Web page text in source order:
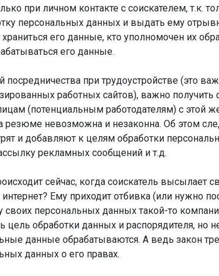
при личном контакте с соискателем, т.к.
персональных данных и выдать ему
храниться его данные, кто уполномочен их
его данные.
посредничества при трудоустройстве (это
работных сайтов), важно получить
(потенциальным работодателям) с этой
резюме невозможна и незаконна. Об этом
и добавляют к целям обработки
рекламных сообщений и т.д.
сейчас, когда соискатель высылает
интернет? Ему приходит отбивка (или нужно
своих персональных данных такой-то
цель обработки данных и распорядителя, но
данные обрабатываются. А ведь закон
данных о его правах.